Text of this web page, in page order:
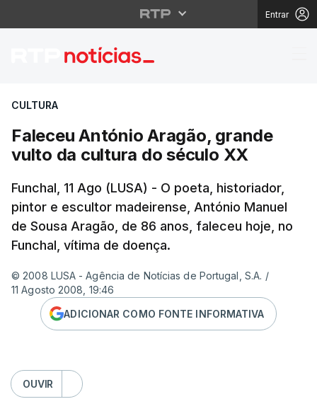
Entrar
Faleceu António
CULTURA
Faleceu António Aragão, grande
vulto da cultura do século XX
Funchal, 11 Ago (LUSA) - O poeta, historiador,
pintor e escultor madeirense, António Manuel
de Sousa Aragão, de 86 anos, faleceu hoje, no
Funchal, vítima de doença.
© 2008 LUSA - Agência de Notícias de Portugal, S.A. /
11 Agosto 2008, 19:46
ADICIONAR COMO FONTE INFORMATIVA
OUVIR